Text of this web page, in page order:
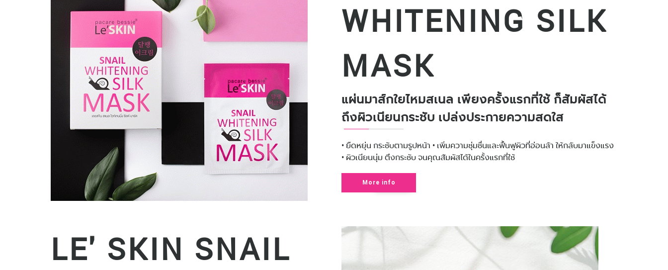
WHITENING SILK
MASK
แผ่นมาส์กใยไหมสเนล เพียงครั้งแรกที่ใช้ ก็สัมผัสได้
ถึงผิวเนียนกระชับ เปล่งประกายความสดใส
• ยืดหยุ่น กระชับตามรูปหน้า • เพิ่มความชุ่มชื่นและฟื้นฟูผิวที่อ่อนล้า ให้กลับมาแข็งแรง
• ผิวเนียนนุ่ม ตึงกระชับ จนคุณสัมผัสได้ในครั้งแรกที่ใช้
More info
LE' SKIN SNAIL